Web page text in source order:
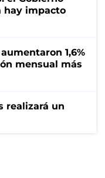
hay impacto
1,6%
mensual más
realizará un